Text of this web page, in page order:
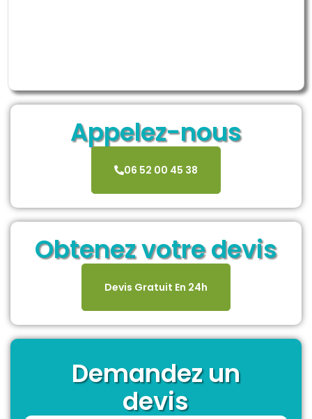
Appelez-nous
06 52 00 45 38
Obtenez votre devis
Devis Gratuit En 24h
Demandez un
devis